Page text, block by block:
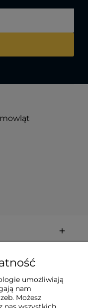
umożliwiają
nam
Możesz